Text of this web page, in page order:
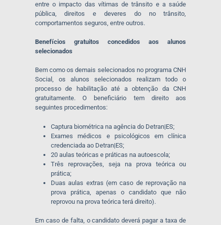
entre o impacto das vítimas de trânsito e a saúde
pública, direitos e deveres do no trânsito,
comportamentos seguros, entre outros.
Benefícios gratuitos concedidos aos alunos
selecionados
Bem como os demais selecionados no programa CNH
Social, os alunos selecionados realizam todo o
processo de habilitação até a obtenção da CNH
gratuitamente. O beneficiário tem direito aos
seguintes procedimentos:
Captura biométrica na agência do Detran|ES;
Exames médicos e psicológicos em clínica
credenciada ao Detran|ES;
20 aulas teóricas e práticas na autoescola;
Três reprovações, seja na prova teórica ou
prática;
Duas aulas extras (em caso de reprovação na
prova prática, apenas o candidato que não
reprovou na prova teórica terá direito).
Em caso de falta, o candidato deverá pagar a taxa de